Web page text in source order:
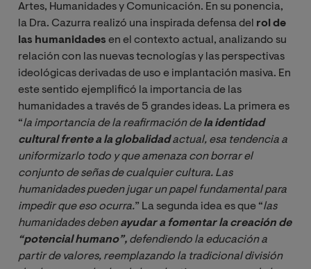
Artes, Humanidades y Comunicación. En su ponencia,
la Dra. Cazurra realizó una inspirada defensa del rol de
las humanidades en el contexto actual, analizando su
relación con las nuevas tecnologías y las perspectivas
ideológicas derivadas de uso e implantación masiva. En
este sentido ejemplificó la importancia de las
humanidades a través de 5 grandes ideas. La primera es
“la importancia de la reafirmación de la identidad
cultural frente a la globalidad actual, esa tendencia a
uniformizarlo todo y que amenaza con borrar el
conjunto de señas de cualquier cultura. Las
humanidades pueden jugar un papel fundamental para
impedir que eso ocurra.” La segunda idea es que “las
humanidades deben ayudar a fomentar la creación de
“potencial humano”, defendiendo la educación a
partir de valores, reemplazando la tradicional división